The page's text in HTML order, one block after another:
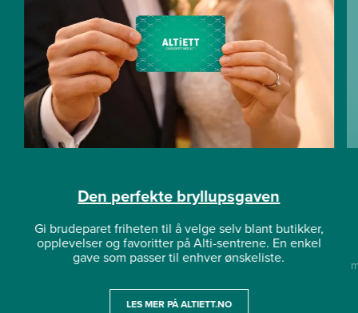
Den perfekte bryllupsgaven
Gi brudeparet friheten til å velge selv blant butikker,
opplevelser og favoritter på Alti-sentrene. En enkel
gave som passer til enhver ønskeliste.
LES MER PÅ ALTIETT.NO